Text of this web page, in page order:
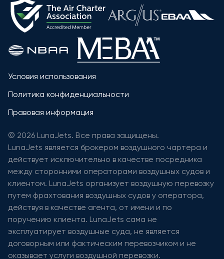
Условия использования
Политика конфиденциальности
Правовая информация
© 2026 LunaJets. Все права защищены.
LunaJets является брокером воздушного чартера и
действует исключительно в качестве посредника
между сторонними операторами воздушных судов и
клиентом. LunaJets организует воздушную перевозку
путем фрахтования воздушных судов у оператора,
действуя в качестве агента, от имени и по
поручению клиента. LunaJets сама не
эксплуатирует воздушные суда, не является
договорным или фактическим перевозчиком и не
оказывает услуги воздушной перевозки.